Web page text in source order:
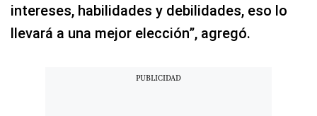
intereses, habilidades y debilidades, eso lo
llevará a una mejor elección”, agregó.